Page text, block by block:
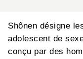
Shônen désigne
adolescent de
conçu par des